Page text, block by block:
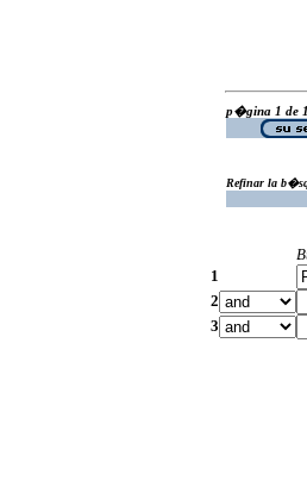
p�gina 1 de 1
Refinar la
1
2
3